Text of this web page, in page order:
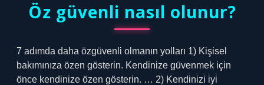
Öz güvenli nasıl olunur?
7 adımda daha özgüvenli olmanın yolları 1) Kişisel
bakımınıza özen gösterin. Kendinize güvenmek için
önce kendinize özen gösterin. … 2) Kendinizi iyi